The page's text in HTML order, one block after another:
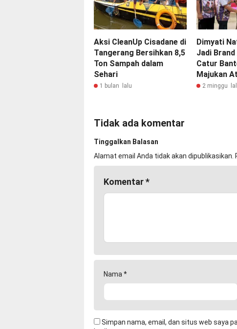
Aksi CleanUp Cisadane di
Tangerang Bersihkan 8,5
Ton Sampah dalam
Sehari
1 bulan lalu
Dimyati
Jadi
Catur
Majukan
2 minggu
Tidak ada komentar
Tinggalkan Balasan
Alamat email Anda tidak akan dipublikasikan.
Komentar*
Nama*
Simpan nama, email, dan situs web saya